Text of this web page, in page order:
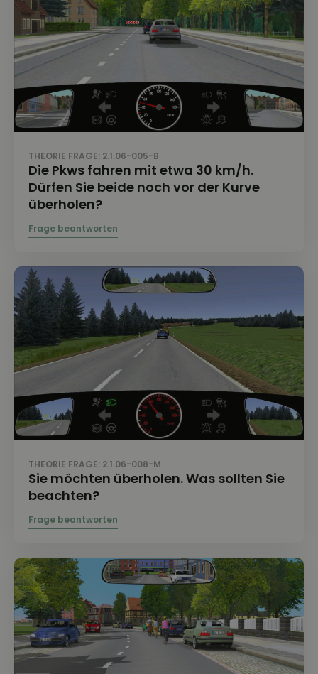
THEORIE FRAGE: 2.1.06-005-B
Die Pkws fahren mit etwa 30 km/h.
Dürfen Sie beide noch vor der Kurve
überholen?
THEORIE FRAGE: 2.1.06-008-M
Sie möchten überholen. Was sollten Sie
beachten?